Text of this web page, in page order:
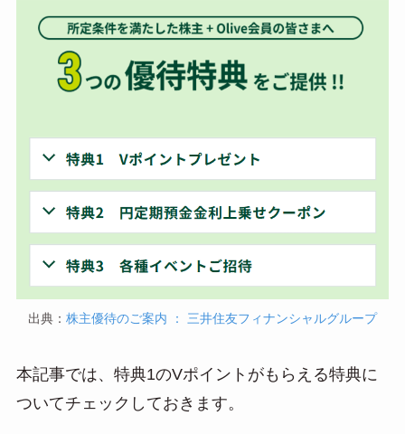
出典： 株主優待のご案内 ： 三井住友フィナンシャルグループ
本記事では、特典1のVポイントがもらえる特典に
ついてチェックしておきます。